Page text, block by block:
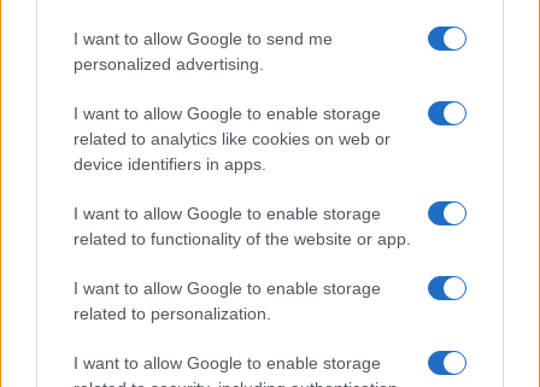
I want to allow Google to send me
personalized advertising.
I want to allow Google to enable storage
related to analytics like cookies on web or
device identifiers in apps.
I want to allow Google to enable storage
related to functionality of the website or app.
I want to allow Google to enable storage
related to personalization.
I want to allow Google to enable storage
Ricevi le nostre ultime news
daGoogle News
F
a
T
w
Pi
n
W
h h